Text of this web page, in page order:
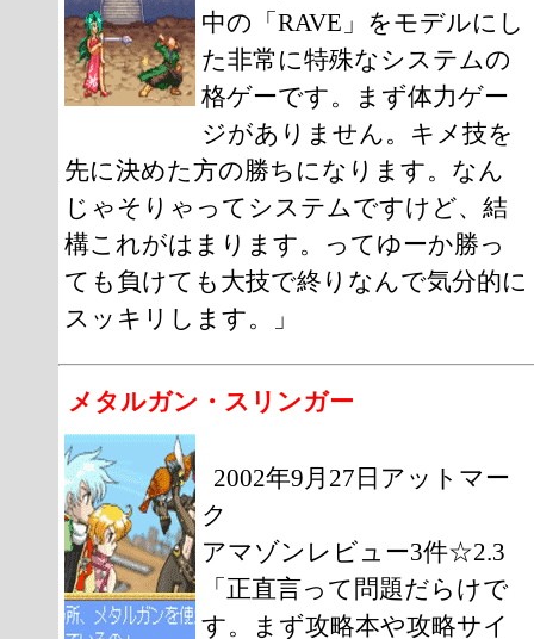
中の「RAVE」をモデルにし
た非常に特殊なシステムの
格ゲーです。まず体力ゲー
ジがありません。キメ技を
先に決めた方の勝ちになります。なん
じゃそりゃってシステムですけど、結
構これがはまります。ってゆーか勝っ
ても負けても大技で終りなんで気分的に
スッキリします。」
メタルガン・スリンガー
2002年9月27日アットマー
ク
アマゾンレビュー3件☆2.3
「正直言って問題だらけで
す。まず攻略本や攻略サイ